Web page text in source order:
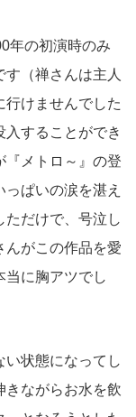
年の初演時のみ
（禅さんは主人
行けませんでした
することができ
『メトロ～』の登
ぱいの涙を湛え
ただけで、号泣し
んがこの作品を愛
当に胸アツでし
い状態になってし
きながらお水を飲